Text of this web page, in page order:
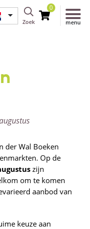
Zoek
0
menu
der Wal Boeken
Op de
zijn
om te komen
aanbod van
keuze aan